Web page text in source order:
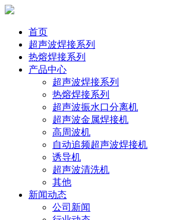
首页
超声波焊接系列
热熔焊接系列
产品中心
超声波焊接系列
热熔焊接系列
超声波振水口分离机
超声波金属焊接机
高周波机
自动追频超声波焊接机
诱导机
超声波清洗机
其他
新闻动态
公司新闻